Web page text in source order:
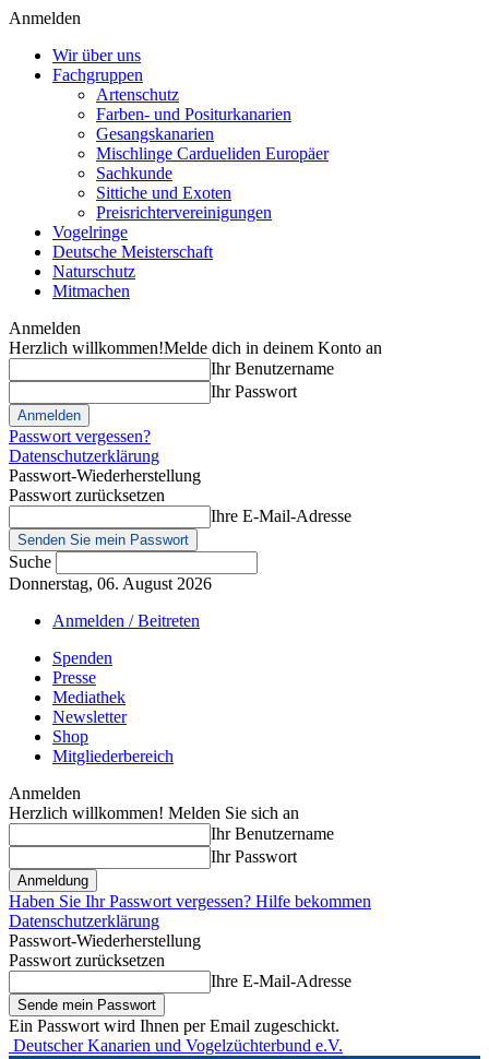
Anmelden
Wir über uns
Fachgruppen
Artenschutz
Farben- und Positurkanarien
Gesangskanarien
Mischlinge Cardueliden Europäer
Sachkunde
Sittiche und Exoten
Preisrichtervereinigungen
Vogelringe
Deutsche Meisterschaft
Naturschutz
Mitmachen
Anmelden
Herzlich willkommen!Melde dich in deinem Konto an
Ihr Benutzername
Ihr Passwort
Passwort vergessen?
Datenschutzerklärung
Passwort-Wiederherstellung
Passwort zurücksetzen
Ihre E-Mail-Adresse
Suche
Donnerstag, 06. August 2026
Anmelden / Beitreten
Spenden
Presse
Mediathek
Newsletter
Shop
Mitgliederbereich
Anmelden
Herzlich willkommen! Melden Sie sich an
Ihr Benutzername
Ihr Passwort
Haben Sie Ihr Passwort vergessen? Hilfe bekommen
Datenschutzerklärung
Passwort-Wiederherstellung
Passwort zurücksetzen
Ihre E-Mail-Adresse
Ein Passwort wird Ihnen per Email zugeschickt.
Deutscher Kanarien und Vogelzüchterbund e.V.